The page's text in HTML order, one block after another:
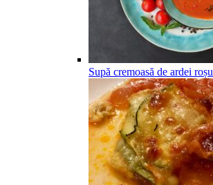
Supă cremoasă de ardei roșu